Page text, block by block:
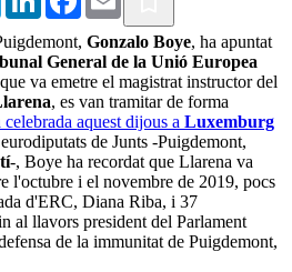
Gonzalo Boye, ha apuntat
General de la Unió Europea
va emetre el magistrat instructor del
, es van tramitar de forma
aquest dijous a Luxemburg
de Junts -Puigdemont,
-, Boye ha recordat que Llarena va
l'octubre i el novembre de 2019, pocs
d'ERC, Diana Riba, i 37
al llavors president del Parlament
de la immunitat de Puigdemont,